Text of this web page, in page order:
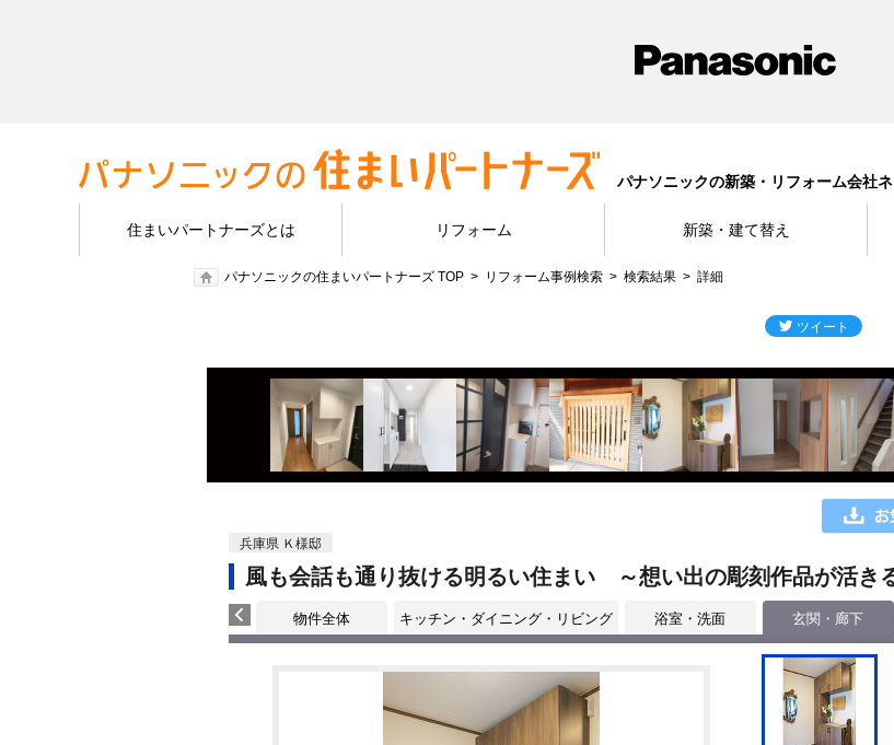
パナソニックの新築・リフォーム会社
住まいパートナーズとは リフォーム 新築・建て替え
パナソニックの住まいパートナーズ TOP リフォーム事例検索 検索結果 詳細
兵庫県 Ｋ様邸
風も会話も通り抜ける明るい住まい ～想い出の彫刻作品が活き
物件全体 キッチン・ダイニング・リビング 浴室・洗面 玄関・廊下